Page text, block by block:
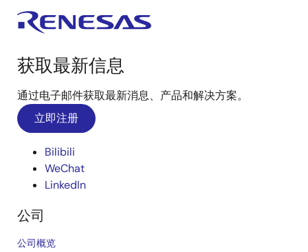
获取最新信息
通过电子邮件获取最新消息、产品和解决方案。
立即注册
Bilibili
WeChat
LinkedIn
公司
公司概览